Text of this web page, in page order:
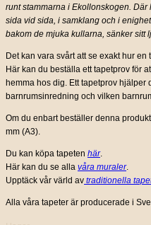
runt stammarna i Ekollonskogen.
sida vid sida, i samklang och i
bakom de mjuka kullarna, sänker sitt
Det kan vara svårt att se exakt hur
Här kan du beställa ett tapetprov för
hemma hos dig. Ett tapetprov hjälper
barnrumsinredning och vilken
Om du enbart beställer denna
mm (A3).
Du kan köpa tapeten här.
Här kan du se alla våra muraler.
Upptäck vår värld av traditionella
Alla våra tapeter är producerade i